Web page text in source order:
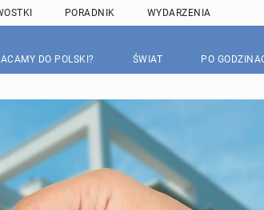
PORADNIK WYDARZENIA
DO POLSKI? ŚWIAT PO